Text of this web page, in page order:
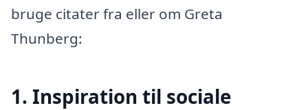
bruge citater fra eller om Greta
Thunberg:
1. Inspiration til sociale